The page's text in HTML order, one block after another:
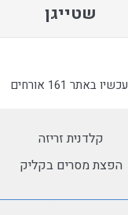
שטייגן
עכשיו באתר 161 אורחים
קלדנית זריזה
הפצת מסרים בקליק